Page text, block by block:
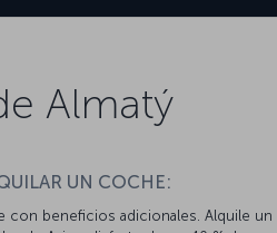
Almatý
UN COCHE:
con beneficios adicionales. Alquile un